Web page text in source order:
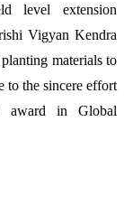
level extension
Vigyan Kendra
materials to
to the sincere effort
award in Global